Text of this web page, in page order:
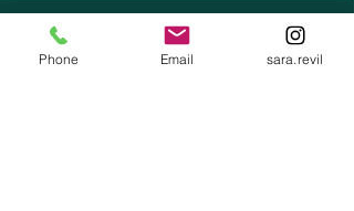
Phone Email sara.revil